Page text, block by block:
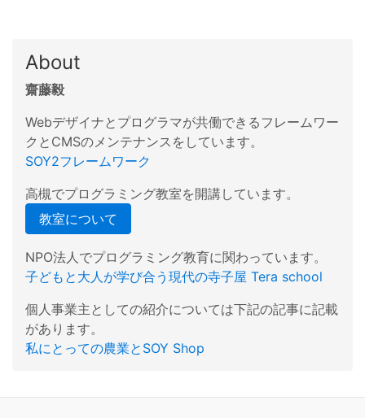
About
齋藤毅
Webデザイナとプログラマが共働できるフレームワー
クとCMSのメンテナンスをしています。
SOY2フレームワーク
高槻でプログラミング教室を開講しています。
教室について
NPO法人でプログラミング教育に関わっています。
子どもと大人が学び合う現代の寺子屋 Tera school
個人事業主としての紹介については下記の記事に記載
があります。
私にとっての農業とSOY Shop